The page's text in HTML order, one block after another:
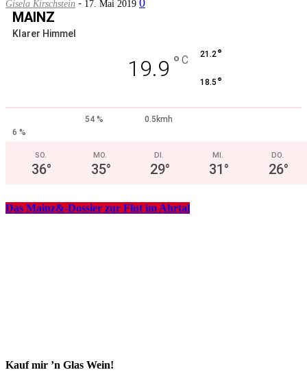
Gisela Kirschstein 17. Mai 2019
MAINZ
Klarer Himmel
19.9 ° C 21.2°
18.5 °
54 %
0.5kmh
6 %
SO.
36°
MO.
35°
DI.
29°
MI.
31°
DO.
26°
Das Mainz&-Dossier zur Flut im Ahrtal
Kauf mir ’n Glas Wein!